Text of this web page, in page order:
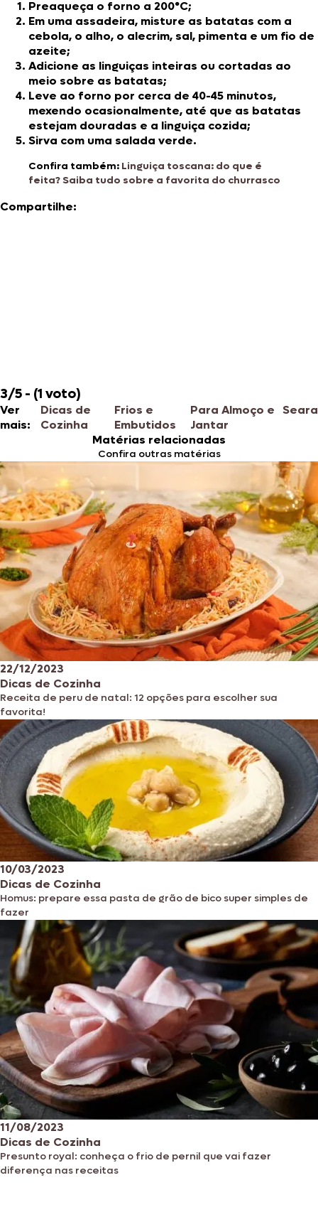
Preaqueça o forno a 200°C;
Em uma assadeira, misture as batatas com a
cebola, o alho, o alecrim, sal, pimenta e um fio de
azeite;
Adicione as linguiças inteiras ou cortadas ao
meio sobre as batatas;
Leve ao forno por cerca de 40-45 minutos,
mexendo ocasionalmente, até que as batatas
estejam douradas e a linguiça cozida;
Sirva com uma salada verde.
Confira também: Linguiça toscana: do que é
feita? Saiba tudo sobre a favorita do churrasco
Compartilhe:
3/5 - (1 voto)
Ver
mais:
Dicas de
Cozinha
Frios e
Embutidos
Para Almoço e
Jantar
Seara
Matérias relacionadas
Confira outras matérias
22/12/2023
Dicas de Cozinha
Receita de peru de natal: 12 opções para escolher sua
favorita!
10/03/2023
Dicas de Cozinha
Homus: prepare essa pasta de grão de bico super simples de
fazer
11/08/2023
Dicas de Cozinha
Presunto royal: conheça o frio de pernil que vai fazer
diferença nas receitas